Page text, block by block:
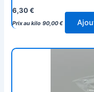
6,30€
Prix au kilo 90,00€